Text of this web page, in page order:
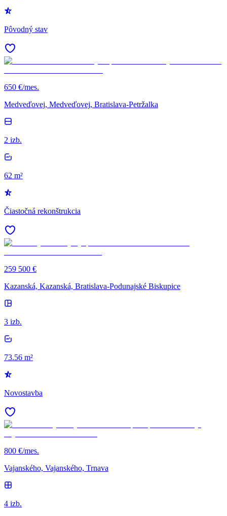
Pôvodný stav
650 €/mes.
Medveďovej, Medveďovej, Bratislava-Petržalka
2 izb.
62 m²
Čiastočná rekonštrukcia
259 500 €
Kazanská, Kazanská, Bratislava-Podunajské Biskupice
3 izb.
73.56 m²
Novostavba
800 €/mes.
Vajanského, Vajanského, Trnava
4 izb.